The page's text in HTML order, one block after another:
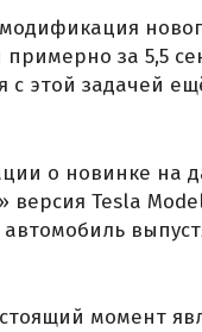
за 5,5
с этой задачей
о новинке на
Tesla
момент